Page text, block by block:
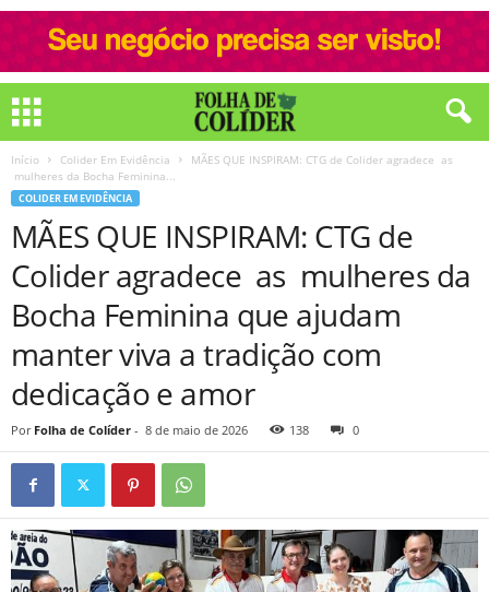
Início Colider Em Evidência
MÃES QUE INSPIRAM: CTG de Colider agradece as
mulheres da Bocha Feminina...
COLIDER EM EVIDÊNCIA
MÃES QUE INSPIRAM: CTG de
Colider agradece as mulheres da
Bocha Feminina que ajudam
manter viva a tradição com
dedicação e amor
Por Folha de Colíder - 8 de maio de 2026 138 0